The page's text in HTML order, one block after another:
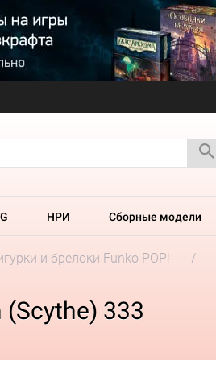
НРИ Сборные модели
и брелоки Funko POP!
(Scythe) 333